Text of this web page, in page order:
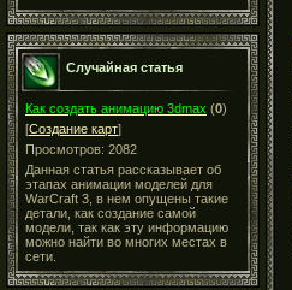
Случайная статья
Как создать анимацию 3dmax (0)
[Создание карт]
Просмотров: 2082
Данная статья рассказывает об
этапах анимации моделей для
WarCraft 3, в нем опущены такие
детали, как создание самой
модели, так как эту информацию
можно найти во многих местах в
сети.